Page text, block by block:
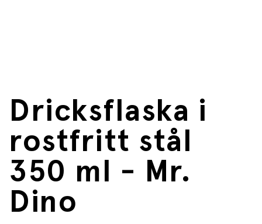
Dricksflaska i
rostfritt stål
350 ml - Mr.
Dino